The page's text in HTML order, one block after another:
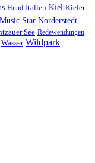
Hund Italien Kiel Kieler
Music Star Norderstedt
See Redewendungen
Wasser Wildpark